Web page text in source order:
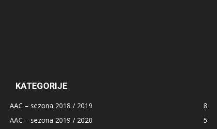
KATEGORIJE
AAC – sezona 2018 / 2019
8
AAC – sezona 2019 / 2020
5